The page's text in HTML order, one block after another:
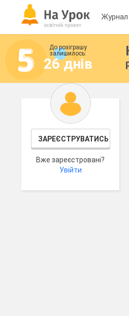
Журнал
До розіграшу
залишилось:
26 днів
ЗАРЕЄСТРУВАТИСЬ
Вже зареєстровані?
Увійти